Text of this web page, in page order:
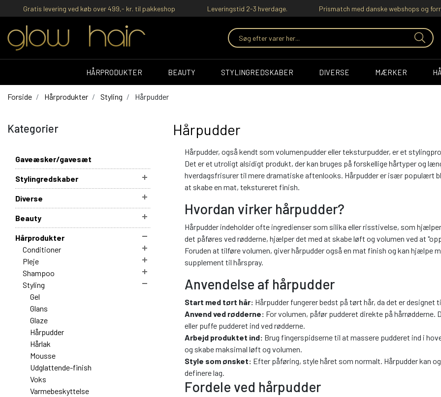
Gratis levering ved køb over 499,- kr. til pakkeshop Leveringstid 2-3 hverdage. Prismatch med danske webshops og
HÅRPRODUKTER BEAUTY STYLINGREDSKABER DIVERSE MÆRKER
Forside Hårprodukter Styling Hårpudder
Kategorier
Gaveæsker/gavesæt
Stylingredskaber
Diverse
Beauty
Hårprodukter
Conditioner
Pleje
Shampoo
Styling
Gel
Glans
Glaze
Hårpudder
Hårlak
Mousse
Udglattende-finish
Voks
Varmebeskyttelse
Hårpudder
Hårpudder, også kendt som volumenpudder eller teksturpudder, er et
Det er et utroligt alsidigt produkt, der kan bruges på forskellige hårtyper og
hverdagsfrisurer til mere dramatiske aftenlooks. Hårpudder er især populært
at skabe en mat, tekstureret finish.
Hvordan virker hårpudder?
Hårpudder indeholder ofte ingredienser som silika eller risstivelse, som
det påføres ved rødderne, hjælper det med at skabe løft og volumen ved at
Foruden at tilføre volumen, giver hårpudder også en mat finish og kan hjælpe
supplement til hårspray.
Anvendelse af hårpudder
Start med tørt hår: Hårpudder fungerer bedst på tørt hår, da det er designet
Anvend ved rødderne: For volumen, påfør pudderet direkte på
eller puffe pudderet ind ved rødderne.
Arbejd produktet ind: Brug fingerspidserne til at massere pudderet ind i
og skabe maksimal løft og volumen.
Style som ønsket: Efter påføring, style håret som normalt. Hårpudder kan
definere lag.
Fordele ved hårpudder